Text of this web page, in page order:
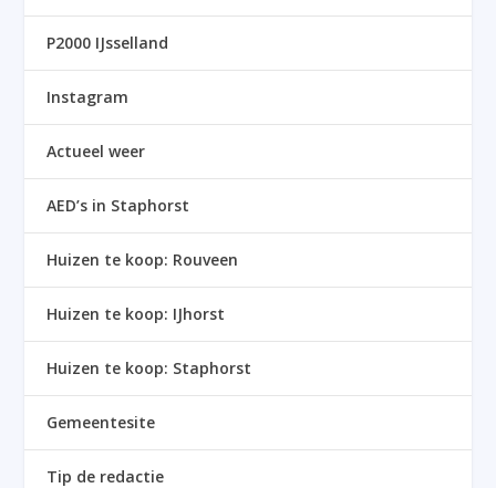
P2000 IJsselland
Instagram
Actueel weer
AED’s in Staphorst
Huizen te koop: Rouveen
Huizen te koop: IJhorst
Huizen te koop: Staphorst
Gemeentesite
Tip de redactie